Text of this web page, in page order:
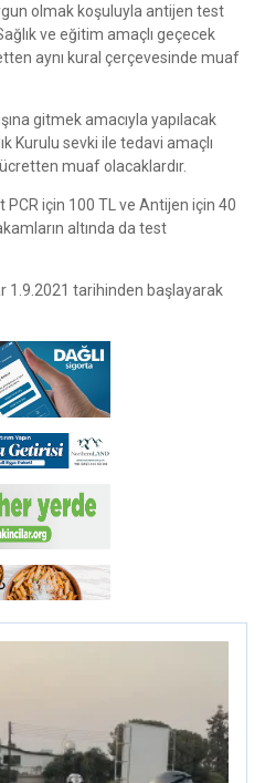
olmak koşuluyla antijen test
ve eğitim amaçlı geçecek
aynı kural çerçevesinde muaf
gitmek amacıyla yapılacak
Kurulu sevki ile tedavi amaçlı
muaf olacaklardır.
için 100 TL ve Antijen için 40
altında da test
1.9.2021 tarihinden başlayarak